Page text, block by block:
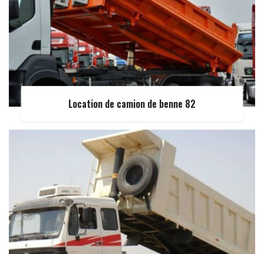
Location de camion de benne 82